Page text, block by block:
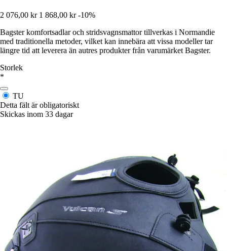
2 076,00 kr 1 868,00 kr -10%
Bagster komfortsadlar och stridsvagnsmattor tillverkas i Normandie
med traditionella metoder, vilket kan innebära att vissa modeller tar
längre tid att leverera än autres produkter från varumärket Bagster.
Storlek
*
TU
Detta fält är obligatoriskt
Skickas inom 33 dagar